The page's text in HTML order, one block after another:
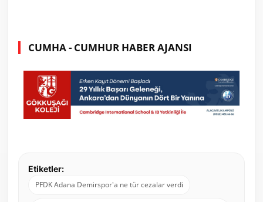
CUMHA - CUMHUR HABER AJANSI
Etiketler:
PFDK Adana Demirspor'a ne tür cezalar verdi